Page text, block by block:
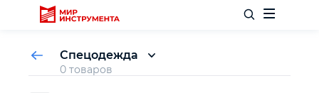
Спецодежда
0 товаров